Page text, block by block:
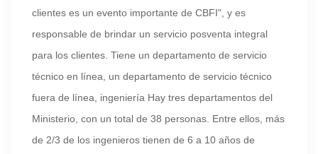
clientes es un evento importante de CBFI", y es
responsable de brindar un servicio posventa integral
para los clientes. Tiene un departamento de servicio
técnico en línea, un departamento de servicio técnico
fuera de línea, ingeniería Hay tres departamentos del
Ministerio, con un total de 38 personas. Entre ellos, más
de 2/3 de los ingenieros tienen de 6 a 10 años de